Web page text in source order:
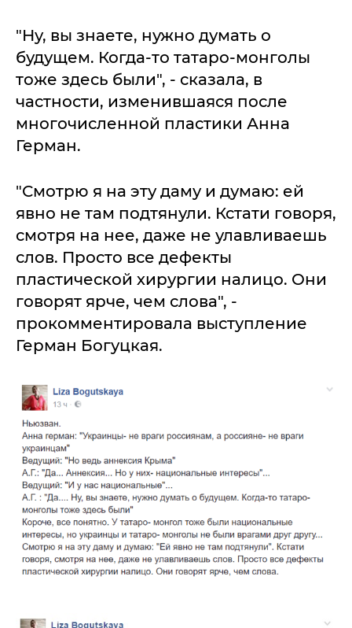
"Ну, вы знаете, нужно думать о
будущем. Когда-то татаро-монголы
тоже здесь были", - сказала, в
частности, изменившаяся после
многочисленной пластики Анна
Герман.
"Смотрю я на эту даму и думаю: ей
явно не там подтянули. Кстати говоря,
смотря на нее, даже не улавливаешь
слов. Просто все дефекты
пластической хирургии налицо. Они
говорят ярче, чем слова", -
прокомментировала выступление
Герман Богуцкая.